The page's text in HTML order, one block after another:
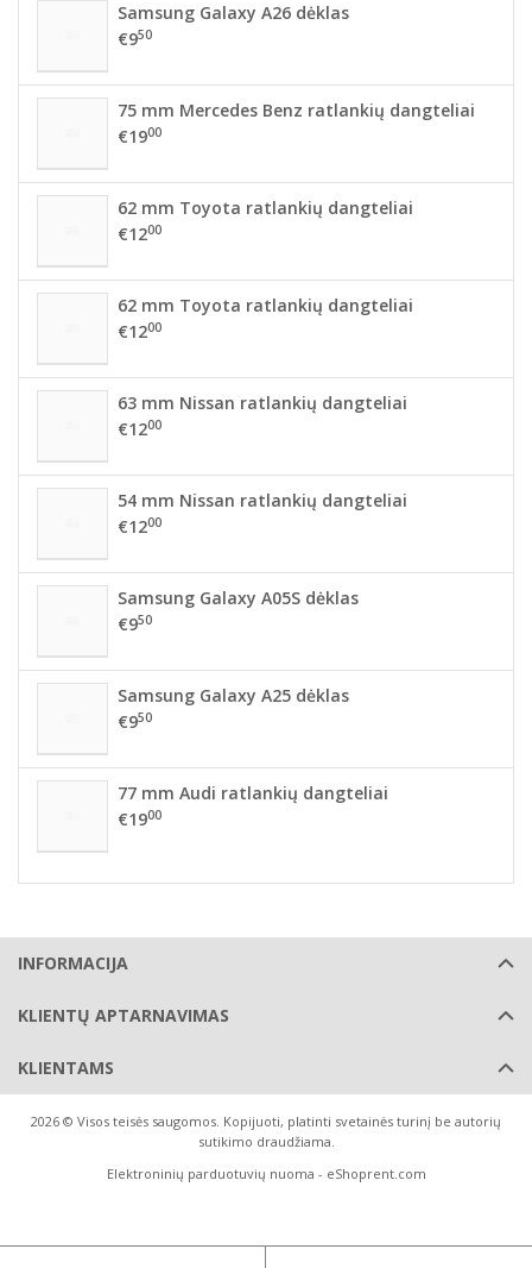
Samsung Galaxy A26 dėklas
€950
75 mm Mercedes Benz ratlankių dangteliai
€1900
62 mm Toyota ratlankių dangteliai
€1200
62 mm Toyota ratlankių dangteliai
€1200
63 mm Nissan ratlankių dangteliai
€1200
54 mm Nissan ratlankių dangteliai
€1200
Samsung Galaxy A05S dėklas
€950
Samsung Galaxy A25 dėklas
€950
77 mm Audi ratlankių dangteliai
€1900
INFORMACIJA
KLIENTŲ APTARNAVIMAS
KLIENTAMS
2026 © Visos teisės saugomos. Kopijuoti, platinti svetainės turinį be autorių
sutikimo draudžiama.
Elektroninių parduotuvių nuoma - eShoprent.com